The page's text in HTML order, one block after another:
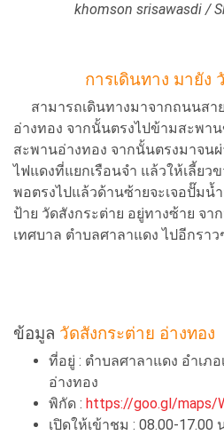
khomson srisawasdi /
การเดินทาง มายัง
สามารถเดินทางมาจากถนนสาย
อ่างทอง จากนั้นตรงไปข้ามสะพา
สะพานอ่างทอง จากนั้นตรงมาจน
ไฟแดงที่แยกเรือนจำ แล้วให้เลี้ยว
พอตรงไปแล้วด้านซ้ายจะเจอปั๊มน้
ป้าย วัดสังกระต่าย อยู่ทางซ้าย จา
เทศบาล ตำบลศาลาแดง ไปอีกรา
ข้อมูล วัดสังกระต่าย อ่างทอง
ที่อยู่ : ตำบลศาลาแดง อำเภ
อ่างทอง
พิกัด : https://goo.gl/maps/
เปิดให้เข้าชม : 08.00-17.00